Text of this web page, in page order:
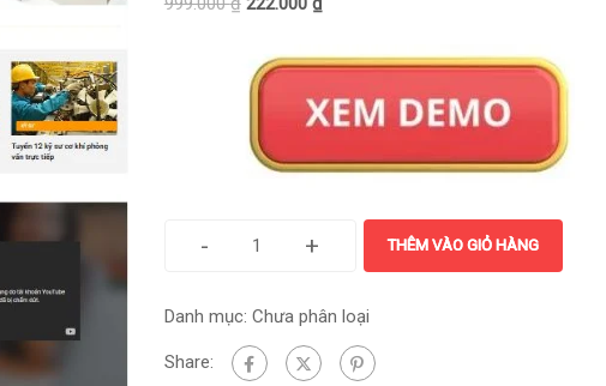
- + THÊM VÀO GIỎ HÀNG
Danh mục: Chưa phân loại
Share: